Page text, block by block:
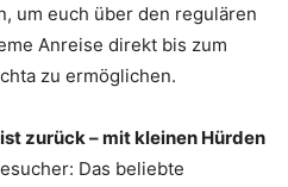
um euch über den regulären
Anreise direkt bis zum
zu ermöglichen.
zurück – mit kleinen Hürden
Das beliebte